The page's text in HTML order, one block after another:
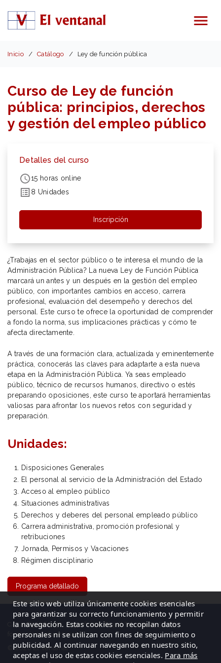
Menú
Inicio Catálogo Ley de función pública
Curso de Ley de función
pública: principios, derechos
y gestión del empleo público
Detalles del curso
15 horas online
8 Unidades
Inscripción
¿Trabajas en el sector público o te interesa el mundo de la
Administración Pública? La nueva Ley de Función Pública
marcará un antes y un después en la gestión del empleo
público, con importantes cambios en acceso, carrera
profesional, evaluación del desempeño y derechos del
personal. Este curso te ofrece la oportunidad de comprender
a fondo la norma, sus implicaciones prácticas y cómo te
afecta directamente.
A través de una formación clara, actualizada y eminentemente
práctica, conocerás las claves para adaptarte a esta nueva
etapa en la Administración Pública. Ya seas empleado
público, técnico de recursos humanos, directivo o estés
preparando oposiciones, este curso te aportará herramientas
valiosas para afrontar los nuevos retos con seguridad y
preparación.
Unidades:
Disposiciones Generales
El personal al servicio de la Administración del Estado
Acceso al empleo público
Situaciones administrativas
Derechos y deberes del personal empleado público
Carrera administrativa, promoción profesional y
retribuciones
Jornada, Permisos y Vacaciones
Régimen disciplinario
Programa detallado
C/ La Cigüeña, 50, Logroño (La Rioja)| Tel: 941 23 59 65
formacion@elventanal.es
© 2026 El Ventanal
Este sitio web utiliza únicamente cookies esenciales
para garantizar su correcto funcionamiento y permitir
la navegación. Estas cookies no recopilan datos
personales ni se utilizan con fines de seguimiento o
publicidad. Al continuar navegando en nuestro sitio,
aceptas el uso de estas cookies esenciales. Para más